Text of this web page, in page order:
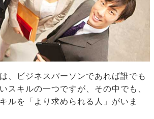
、ビジネスパーソンであれば誰でも
スキルの一つですが、その中でも、
ルを「より求められる人」がいま